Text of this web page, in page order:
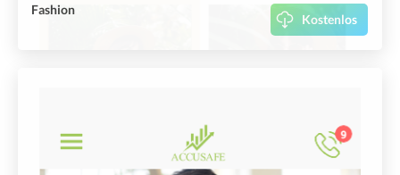
Fashion
Kostenlos